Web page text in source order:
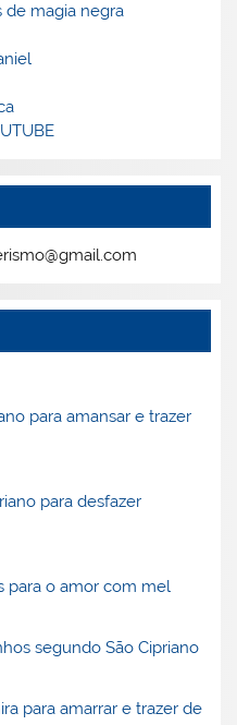
de magia negra
para amansar e trazer
para desfazer
para o amor com mel
segundo São Cipriano
para amarrar e trazer de